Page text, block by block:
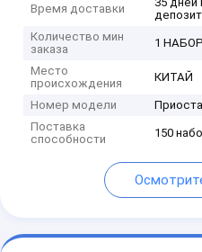
Время доставки
депозит
Количество мин
заказа
1 НАБОР
Место
происхождения
КИТАЙ
Номер модели
Поставка
способности
150